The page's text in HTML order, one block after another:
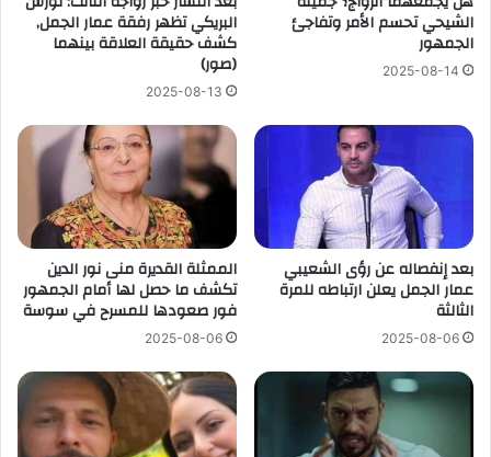
الشيحي تحسم الأمر وتفاجئ
الجمهور
2025-08-14
البريكي تظهر رفقة عمار الجمل,
كشف حقيقة العلاقة بينهما
(صور)
2025-08-13
بعد إنفصاله عن رؤى الشعيبي
عمار الجمل يعلن ارتباطه للمرة
الثالثة
2025-08-06
الممثلة القديرة منى نور الدين
تكشف ما حصل لها أمام الجمهور
فور صعودها للمسرح في سوسة
2025-08-06